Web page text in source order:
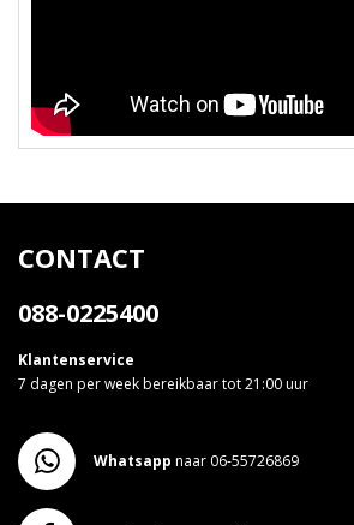
CONTACT
088-0225400
Klantenservice
7 dagen per week bereikbaar tot 21:00 uur
Whatsapp naar 06-55726869